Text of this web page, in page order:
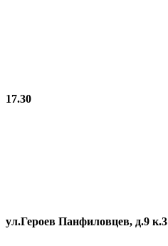
17.30
ул.Героев Панфиловцев, д.9 к.3